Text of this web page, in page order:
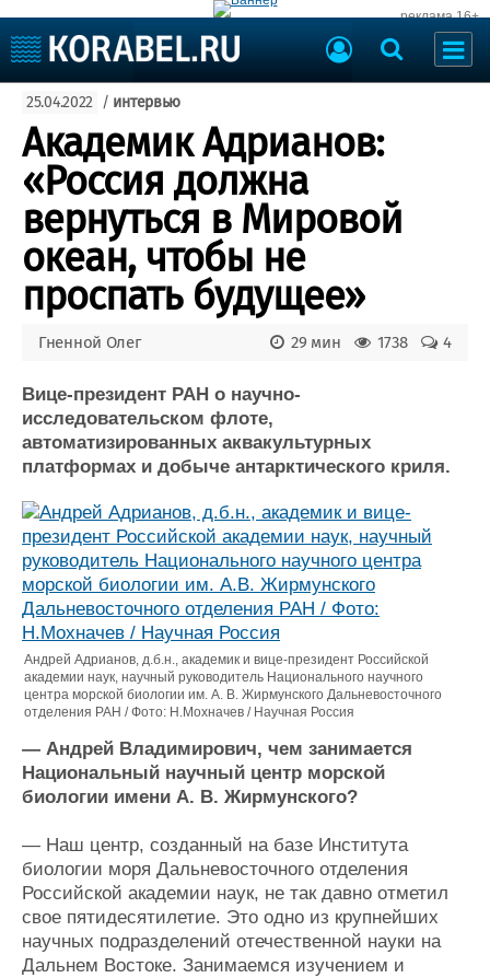
реклама 16+
Судоходство
Судоремонт
События
Пресс-релизы
Порты
ВМФ
Образование
Яхты и катера
Еще
Судостроение
Пульс
Компании
Репутация
Работа
Крюинг
Журнал
Реклама
Торговая площадка
Доска объявлений
Оборудование
Изделия
Материалы
Конференции
Выставки и семинары
Личности
Словарь
Флот
Галерея флота
Форум
Отзывы
Все службы
25.04.2022 / интервью
Академик Адрианов:
«Россия должна
вернуться в Мировой
океан, чтобы не
проспать будущее»
Гненной Олег 4
1738
29 мин
Вице-президент РАН о научно-
исследовательском флоте,
автоматизированных аквакультурных
платформах и добыче антарктического криля.
Андрей Адрианов, д.б.н., академик и вице-президент Российской
академии наук, научный руководитель Национального научного
центра морской биологии им. А. В. Жирмунского Дальневосточного
отделения РАН / Фото: Н.Мохначев / Научная Россия
— Андрей Владимирович, чем занимается
Национальный научный центр морской
биологии имени А. В. Жирмунского?
— Наш центр, созданный на базе Института
биологии моря Дальневосточного отделения
Российской академии наук, не так давно отметил
свое пятидесятилетие. Это одно из крупнейших
научных подразделений отечественной науки на
Дальнем Востоке. Занимаемся изучением и